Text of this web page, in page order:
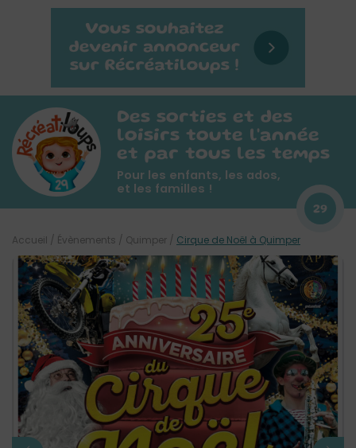
Des sorties et des
loisirs toute l'année
et par tous les temps
Pour les enfants, les ados,
et les familles !
29
Accueil / Évènements / Quimper / Cirque de Noël à Quimper